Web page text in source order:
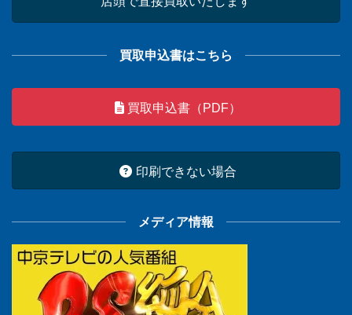
買取申込書はこちら
買取申込書（PDF）
印刷できない場合
メディア情報